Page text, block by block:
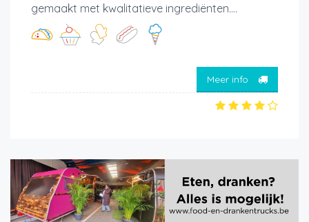
gemaakt met kwalitatieve ingrediënten....
Meer info